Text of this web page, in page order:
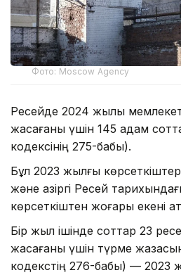
Фото: Moscow Agency
Ресейде 2024 жылы
жасағаны үшін 145 адам
кодексінің 275-бабы).
Бұл 2023 жылғы
және қазіргі Ресей
көрсеткіштен жоғары екені
Бір жыл ішінде соттар 23
жасағаны үшін түрме
кодекстің 276-бабы) — 2023